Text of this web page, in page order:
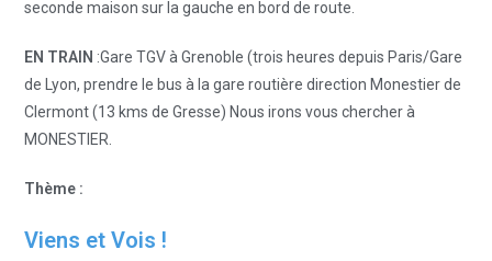
seconde maison sur la gauche en bord de route.
EN TRAIN :Gare TGV à Grenoble (trois heures depuis Paris/Gare
de Lyon, prendre le bus à la gare routière direction Monestier de
Clermont (13 kms de Gresse) Nous irons vous chercher à
MONESTIER.
Thème :
Viens et Vois !